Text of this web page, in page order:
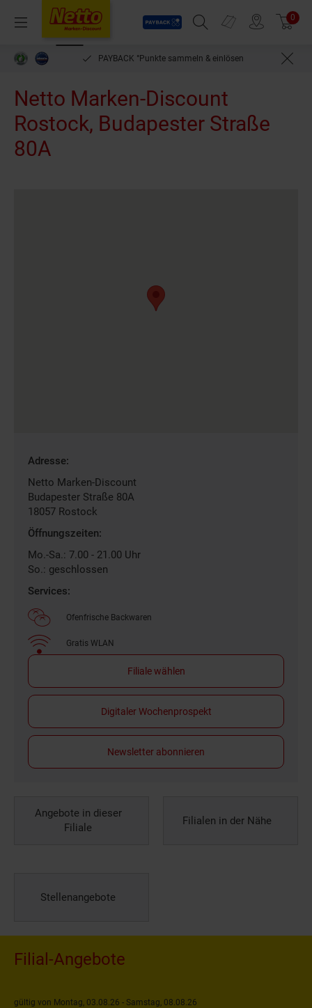
Menü
Payback
Suchfeld einblenden
Prospekte 0
PAYBACK °Punkte sammeln & einlösen
Netto Marken-Discount
Rostock, Budapester Straße
80A
Gefundene
Filiale
Adresse:
Netto Marken-Discount
Budapester Straße 80A
18057 Rostock
Öffnungszeiten:
Mo.-Sa.: 7.00 - 21.00 Uhr
So.: geschlossen
Services:
Ofenfrische Backwaren
Gratis WLAN
Filiale wählen
Digitaler Wochenprospekt
Newsletter abonnieren
Angebote in dieser
Filiale
Filialen in der Nähe
Stellenangebote
Filial-Angebote
gültig von Montag, 03.08.26 - Samstag, 08.08.26